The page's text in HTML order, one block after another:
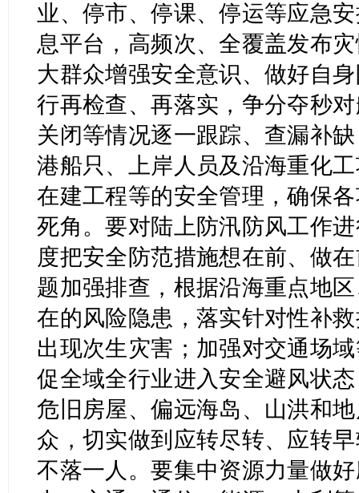
业、停市、停课、停运等应急
息平台，高频次、全覆盖发布
大群众增强安全意识、做好自
行再检查、再落实，争分夺秒
关闭等情况逐一跟踪、查漏补
港船只、上岸人员及沿海重化
在建工程等的安全管理，确保
死角。要对陆上防汛防风工作
度把安全防范措施想在前、做
题加强排查，根据沿海重点地
在的风险隐患，落实针对性补
出现次生灾害；加强对交通场
促全域全行业进入安全避风状
危旧房屋、偏远海岛、山洪和
众，切实做到应转尽转、应转
不落一人。要集中资源力量做